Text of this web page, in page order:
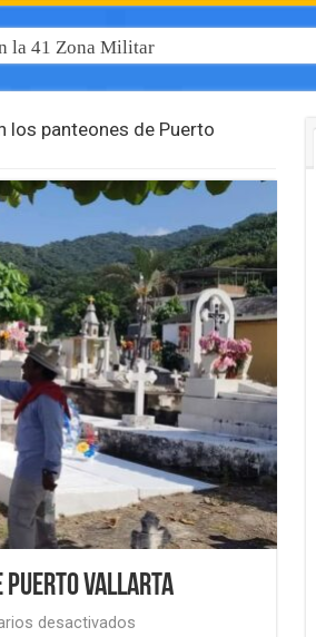
la 41 Zona Militar
los panteones de Puerto
Puerto Vallarta
desactivadosen